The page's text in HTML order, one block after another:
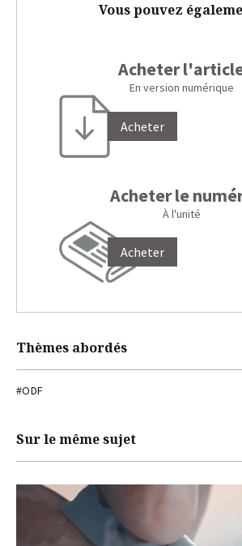
Vous pouvez
Acheter
En version numérique
Acheter
Acheter le
À l'unité
Acheter
Thèmes abordés
#ODF
Sur le même sujet